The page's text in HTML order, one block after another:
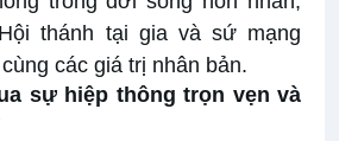
thánh tại gia và sứ mạng
các giá trị nhân bản.
sự hiệp thông trọn vẹn và